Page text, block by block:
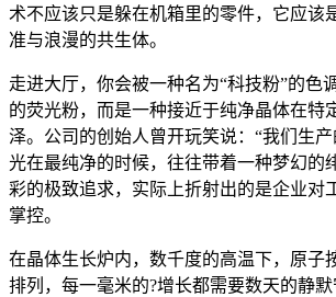
术不应该只是躲在机箱里的零件，它应该
准与浪漫的共生体。
走进大厅，你会被一种名为“科技粉”的色
的荧光粉，而是一种接近于纯净晶体在特
泽。公司的创始人曾开玩笑说：“我们生
光在最纯净的时候，往往带着一种梦幻的
彩的极致追求，实际上折射出的是企业对
掌控。
在晶体生长炉内，数千度的高温下，原子
排列，每一毫米的?增长都需要数天的静